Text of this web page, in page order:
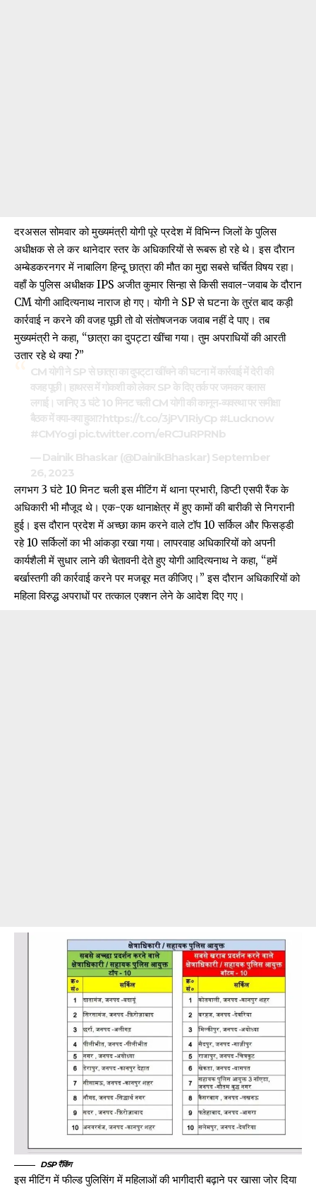
दरअसल सोमवार को मुख्यमंत्री योगी पूरे प्रदेश में विभिन्न जिलों के पुलिस
अधीक्षक से ले कर थानेदार स्तर के अधिकारियों से रूबरू हो रहे थे। इस दौरान
अम्बेडकरनगर में नाबालिग हिन्दू छात्रा की मौत कामुद्दासबसे चर्चित विषय रहा।
वहाँ के पुलिस अधीक्षक IPS अजीत कुमार सिन्हा से किसी सवाल-जवाब के दौरान
CM योगी आदित्यनाथ नाराज हो गए। योगी ने SP से घटना के तुरंत बाद कड़ी
कार्रवाई न करने की वजह पूछी तो वो संतोषजनक जवाब नहीं दे पाए। तब
मुख्यमंत्री ने कहा, “छात्रा का दुपट्टा खींचा गया। तुम अपराधियों की आरती
उतार रहे थे क्या ?”
CM योगी ने SP से छात्रा का दुपट्‌टा खींचने की घटना में कार्रवाई में देरी की
वजह पूछी। हाथरस में गोकशी को लेकर SP के दिए तर्क पर जमकर क्लास
लगाई। जानिए 3 घंटे 10 मिनट चली CM योगी की कानून-व्यवस्था पर समीक्षा
बैठक में क्या-क्या हुआ?https://t.co/3jPV1RiyCp #Lucknow
#CMYogi pic.twitter.com/eRCJuRPRNb
— Dainik Bhaskar (@DainikBhaskar) September
26, 2023
लगभग 3 घंटे 10 मिनट चली इस मीटिंग में थाना प्रभारी, डिप्टी एसपी रैंक के
अधिकारी भी मौजूद थे। एक-एक थानाक्षेत्र में हुए कामों की बारीकी से निगरानी
हुई। इस दौरान प्रदेश में अच्छा काम करने वाले टॉप 10 सर्किल और फिसड्डी
रहे 10 सर्किलों का भी आंकड़ा रखा गया। लापरवाह अधिकारियों को अपनी
कार्यशैली में सुधार लाने की चेतावनी देते हुए योगी आदित्यनाथ ने कहा, “हमें
बर्खास्तगी की कार्रवाई करने पर मजबूर मत कीजिए।” इस दौरान अधिकारियों को
महिला विरुद्ध अपराधों पर तत्काल एक्शन लेने के आदेश दिए गए।
DSP रैंकिंग
इस मीटिंग में फील्ड पुलिसिंग में महिलाओं की भागीदारी बढ़ाने पर खासा जोर दिया